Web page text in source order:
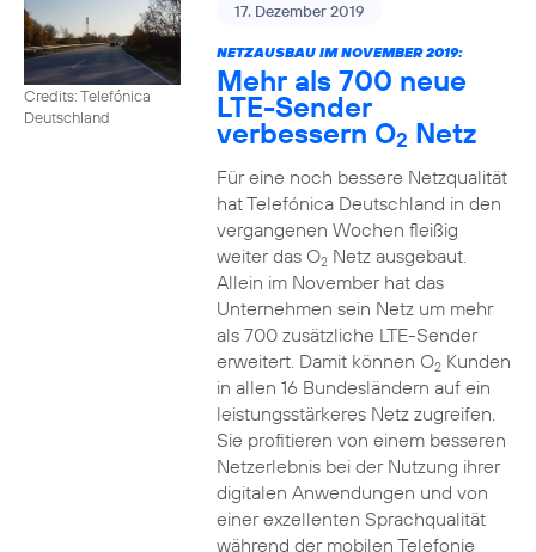
Credits: Telefónica
Deutschland
17. Dezember 2019
NETZAUSBAU IM NOVEMBER 2019:
Mehr als 700 neue
LTE-Sender
verbessern O2 Netz
Für eine noch bessere Netzqualität
hat Telefónica Deutschland in den
vergangenen Wochen fleißig
weiter das O2Netz ausgebaut.
Allein im November hat das
Unternehmen sein Netz um mehr
als 700 zusätzliche LTE-Sender
erweitert. Damit können O2Kunden
in allen 16 Bundesländern auf ein
leistungsstärkeres Netz zugreifen.
Sie profitieren von einem besseren
Netzerlebnis bei der Nutzung ihrer
digitalen Anwendungen und von
einer exzellenten Sprachqualität
während der mobilen Telefonie